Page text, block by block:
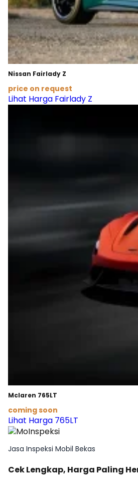
Nissan Fairlady Z
price on request
Lihat Harga Fairlady Z
Mclaren 765LT
coming soon
Lihat Harga 765LT
Jasa Inspeksi Mobil Bekas
Cek Lengkap, Harga Paling